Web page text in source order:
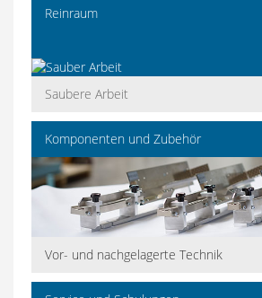
Reinraum
Saubere Arbeit
Komponenten und Zubehör
Vor- und nachgelagerte Technik